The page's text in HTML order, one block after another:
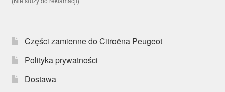
Części zamienne do Citroëna Peugeot
Polityka prywatności
Dostawa